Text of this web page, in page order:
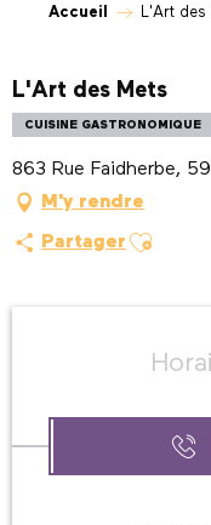
Accueil L'Art des
L'Art des Mets
CUISINE GASTRONOMIQUE
863 Rue Faidherbe,
M'y rendre
Partager Ajouter